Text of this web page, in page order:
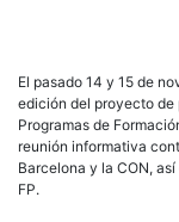
El pasado 14 y 15 de
edición del proyecto de
Programas de
reunión informativa
Barcelona y la CON,
FP.